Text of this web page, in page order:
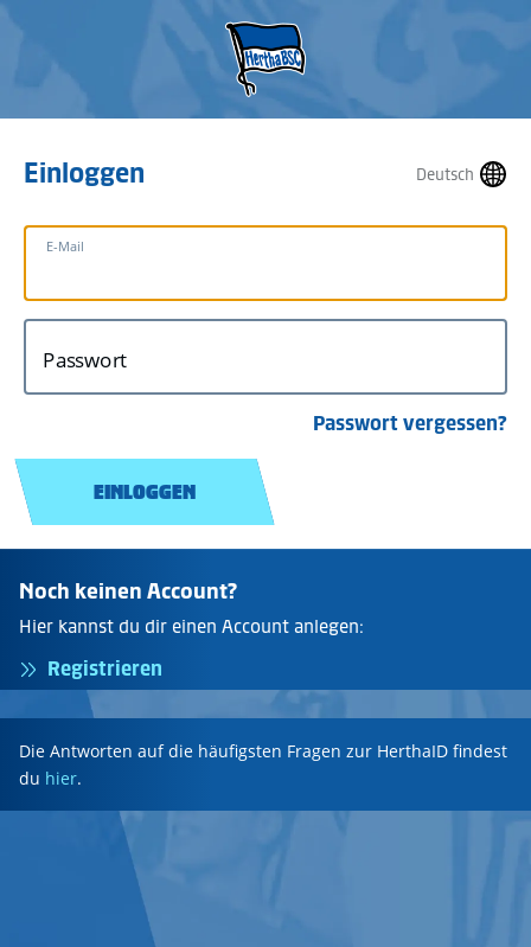
Deutsch
Einloggen
E-Mail
Passwort
Passwort vergessen?
EINLOGGEN
Noch keinen Account?
Hier kannst du dir einen Account anlegen:
Registrieren
Die Antworten auf die häufigsten Fragen zur HerthaID findest
du hier.